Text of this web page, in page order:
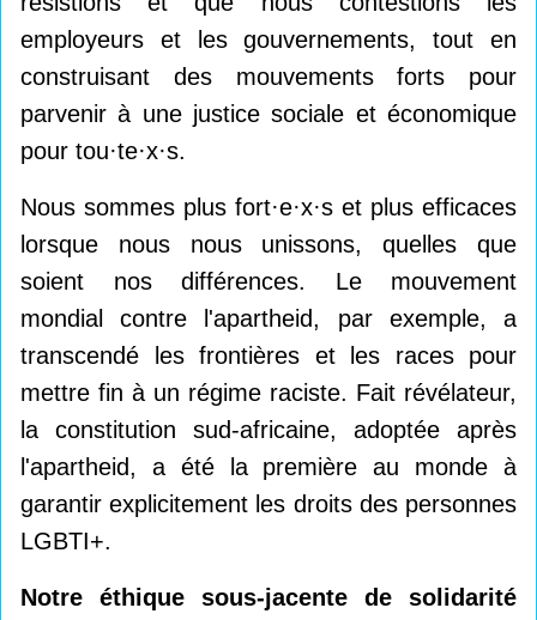
employeurs et les gouvernements, tout en
construisant des mouvements forts pour
parvenir à une justice sociale et économique
pour tou·te·x·s.
Nous sommes plus fort·e·x·s et plus efficaces
lorsque nous nous unissons, quelles que
soient nos différences. Le mouvement
mondial contre l'apartheid, par exemple, a
transcendé les frontières et les races pour
mettre fin à un régime raciste. Fait révélateur,
la constitution sud-africaine, adoptée après
l'apartheid, a été la première au monde à
garantir explicitement les droits des personnes
LGBTI+.
Notre éthique sous-jacente de solidarité